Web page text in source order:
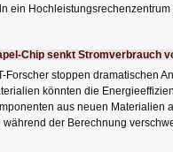
ein
Chip senkt Stromverbrauch
Forscher stoppen dramatischen
könnten die
aus neuen Materialien
während der Berechnung